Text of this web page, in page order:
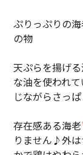
ぷりっぷりの海
の物
天ぷらを揚げ
な油を使われ
じながらさっ
存在感ある海老
りません♪外